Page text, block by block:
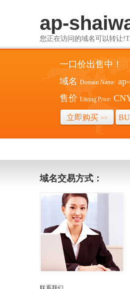
ap-
您正在访问的域名可以转让
一口价出售中！
域名 Domain Name:
售价 Listing Price:
立即购买 >>
域名交易方式：